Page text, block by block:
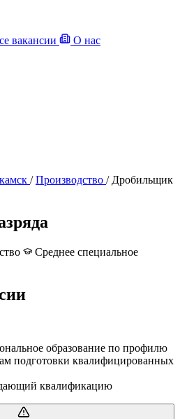
вакансии О нас
/ Производство / Дробильщик
Среднее специальное
образование по профилю
подготовки квалифицированных
квалификацию